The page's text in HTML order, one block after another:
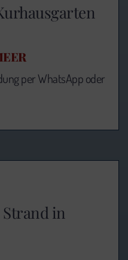
per WhatsApp oder
Strand in